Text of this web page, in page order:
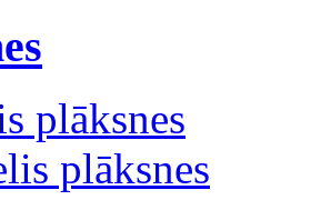
plāksnes
plāksnes